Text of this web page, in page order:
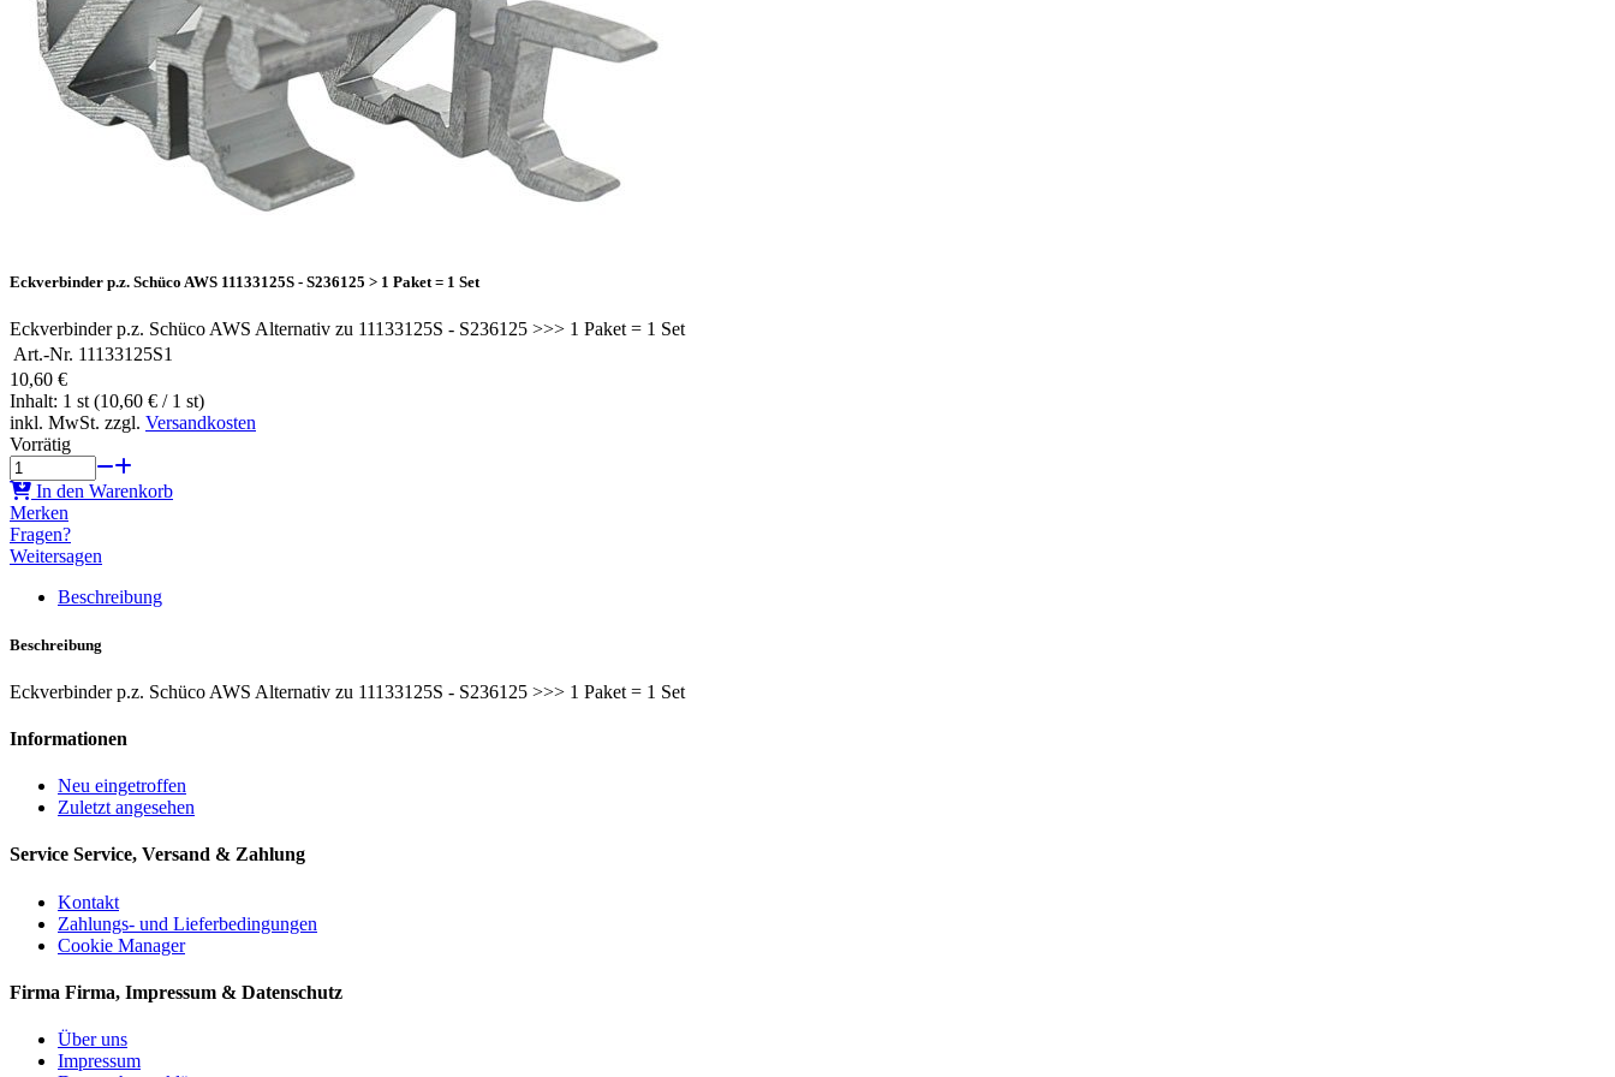
Eckverbinder p.z. Schüco AWS 11133125S - S236125 > 1 Paket = 1 Set
Eckverbinder p.z. Schüco AWS Alternativ zu 11133125S - S236125 >>> 1 Paket = 1 Set
Art.-Nr. 11133125S1
10,60 €
Inhalt: 1 st (10,60 € / 1 st)
inkl. MwSt. zzgl. Versandkosten
Vorrätig
In den Warenkorb
Merken
Fragen?
Weitersagen
Beschreibung
Beschreibung
Eckverbinder p.z. Schüco AWS Alternativ zu 11133125S - S236125 >>> 1 Paket = 1 Set
Informationen
Neu eingetroffen
Zuletzt angesehen
Service Service, Versand & Zahlung
Kontakt
Zahlungs- und Lieferbedingungen
Cookie Manager
Firma Firma, Impressum & Datenschutz
Über uns
Impressum